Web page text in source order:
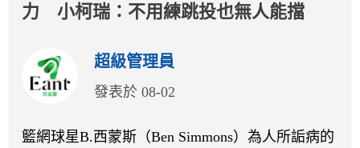
開賽列表
運彩教學專區
力 小柯瑞：不用練跳投也無人能擋
超級管理員
發表於 08-02
籃網球星B.西蒙斯（Ben Simmons）為人所詬病的